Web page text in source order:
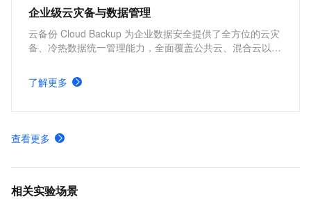
企业级云灾备与数据管理
云备份 Cloud Backup 为企业数据安全提供了全方位的云灾
备、冷热数据统一管理能力，全面覆盖公共云、混合云以及
障、运维事故、勒索病毒等造成的数据丢失而带来的业务影
响。
了解更多
查看更多
相关实验场景